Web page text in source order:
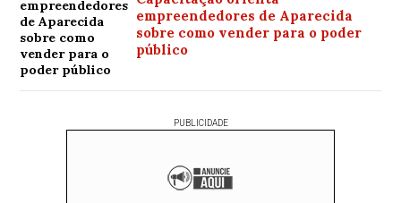
empreendedores de Aparecida
sobre como vender para o poder
público
PUBLICIDADE